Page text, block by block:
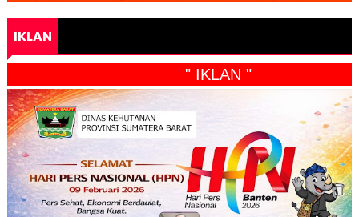
IKLAN
" IKLAN "